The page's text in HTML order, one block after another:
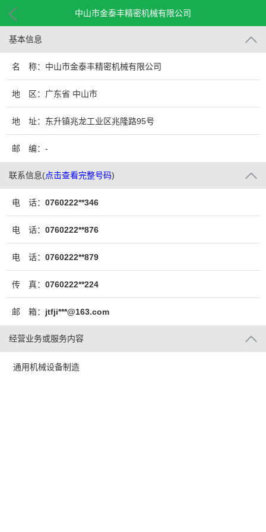
中山市金泰丰精密机械有限公司
基本信息
名 称：中山市金泰丰精密机械有限公司
地 区：广东省 中山市
地 址：东升镇兆龙工业区兆隆路95号
邮 编：-
联系信息(点击查看完整号码)
电 话： 0760222**346
电 话： 0760222**876
电 话： 0760222**879
传 真： 0760222**224
邮 箱： jtfji***@163.com
经营业务或服务内容
通用机械设备制造